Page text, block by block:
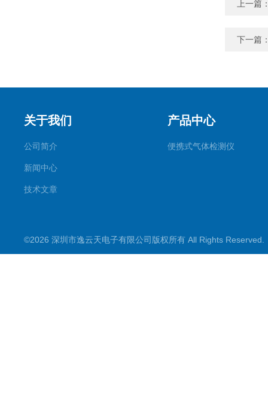
上一篇
下一篇
关于我们
公司简介
新闻中心
技术文章
产品中心
便携式气体检测仪
©2026 深圳市逸云天电子有限公司版权所有 All Rights